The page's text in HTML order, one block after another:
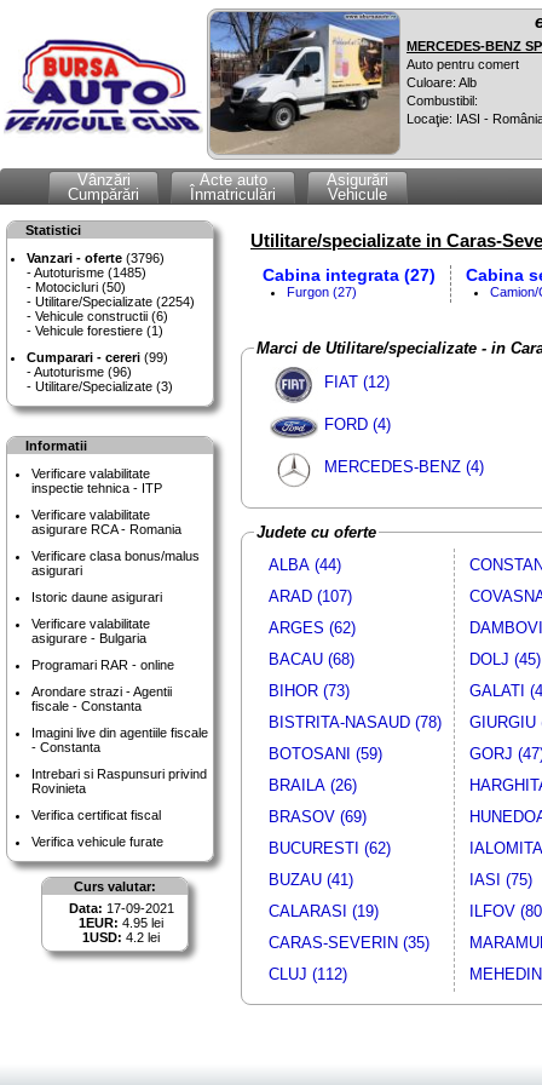
MERCEDES-BENZ
Auto pentru comert
Culoare: Alb
Combustibil:
Locaţie: IASI -
Vânzări
Cumpărări
Acte auto
Înmatriculări
Asigurări
Vehicule
Statistici
Vanzari - oferte (3796)
Autoturisme (1485)
Motocicluri (50)
Utilitare/Specializate (2254)
Vehicule constructii (6)
Vehicule forestiere (1)
Cumparari - cereri (99)
Autoturisme (96)
Utilitare/Specializate (3)
Informatii
Verificare valabilitate
inspectie tehnica - ITP
Verificare valabilitate
asigurare RCA - Romania
Verificare clasa bonus/malus
asigurari
Istoric daune asigurari
Verificare valabilitate
asigurare - Bulgaria
Programari RAR - online
Arondare strazi - Agentii
fiscale - Constanta
Imagini live din agentiile fiscale
- Constanta
Intrebari si Raspunsuri privind
Rovinieta
Verifica certificat fiscal
Verifica vehicule furate
Curs valutar:
Data: 17-09-2021
1EUR: 4.95 lei
1USD: 4.2 lei
Utilitare/specializate in Caras-
Cabina integrata (27)
Furgon (27)
Cabina
Camion/
Marci de Utilitare/specializate - in
FIAT (12)
FORD (4)
MERCEDES-BENZ (4)
Judete cu oferte
ALBA (44)
ARAD (107)
ARGES (62)
BACAU (68)
BIHOR (73)
BISTRITA-NASAUD (78)
BOTOSANI (59)
BRAILA (26)
BRASOV (69)
BUCURESTI (62)
BUZAU (41)
CALARASI (19)
CARAS-SEVERIN (35)
CLUJ (112)
DOLJ (45)
GALATI
GIURGIU
GORJ
IASI (75)
ILFOV